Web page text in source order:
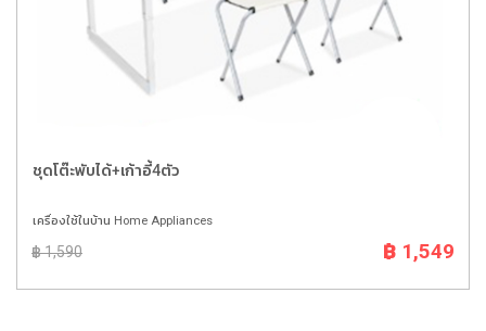
ชุดโต๊ะพับได้+เก้าอี้4ตัว
เครื่องใช้ในบ้าน Home Appliances
฿ 1,590 ฿ 1,549